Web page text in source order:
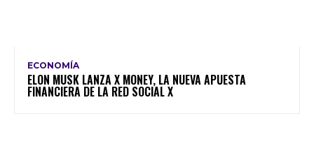
ECONOMÍA
ELON MUSK LANZA X MONEY, LA NUEVA APUESTA
FINANCIERA DE LA RED SOCIAL X